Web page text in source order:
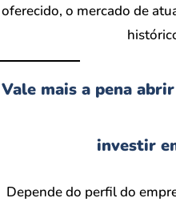
oferecido, o mercado de
Vale mais a pena
investir
Depende do perfil do